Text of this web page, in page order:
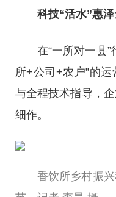
科技“活水”惠
在“一所对一县
所+公司+农户”的
与全程技术指导，
细作。
香饮所乡村振